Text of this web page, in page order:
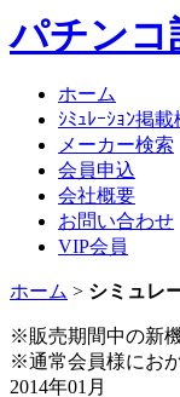
パチンコ
ホーム
ｼﾐｭﾚｰｼｮﾝ掲
メーカー検索
会員申込
会社概要
お問い合わせ
VIP会員
ホーム > シミュレ
※販売期間中の新
※通常会員様にお
2014年01月